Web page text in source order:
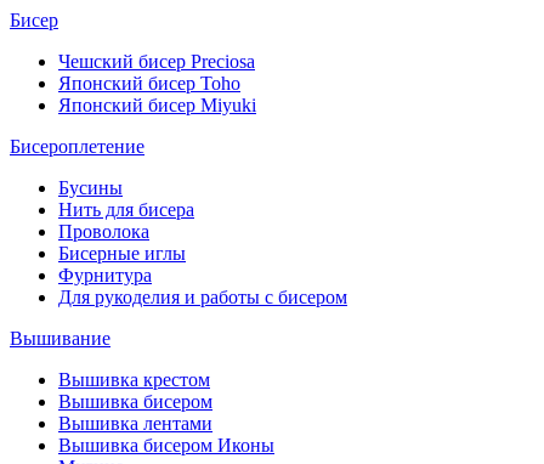
Бисер
Чешский бисер Preciosa
Японский бисер Toho
Японский бисер Miyuki
Бисероплетение
Бусины
Нить для бисера
Проволока
Бисерные иглы
Фурнитура
Для рукоделия и работы с бисером
Вышивание
Вышивка крестом
Вышивка бисером
Вышивка лентами
Вышивка бисером Иконы